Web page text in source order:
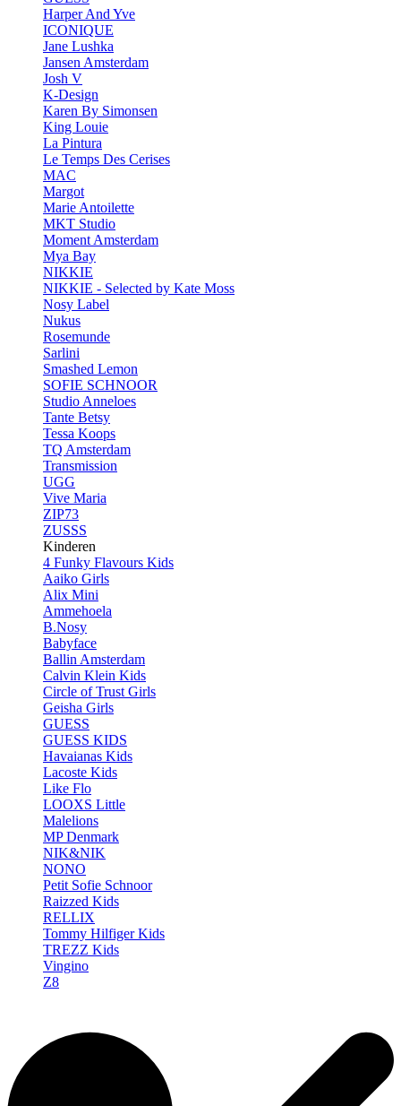
Harper And Yve
ICONIQUE
Jane Lushka
Jansen Amsterdam
Josh V
K-Design
Karen By Simonsen
King Louie
La Pintura
Le Temps Des Cerises
MAC
Margot
Marie Antoilette
MKT Studio
Moment Amsterdam
Mya Bay
NIKKIE
NIKKIE - Selected by Kate Moss
Nosy Label
Nukus
Rosemunde
Sarlini
Smashed Lemon
SOFIE SCHNOOR
Studio Anneloes
Tante Betsy
Tessa Koops
TQ Amsterdam
Transmission
UGG
Vive Maria
ZIP73
ZUSSS
Kinderen
4 Funky Flavours Kids
Aaiko Girls
Alix Mini
Ammehoela
B.Nosy
Babyface
Ballin Amsterdam
Calvin Klein Kids
Circle of Trust Girls
Geisha Girls
GUESS
GUESS KIDS
Havaianas Kids
Lacoste Kids
Like Flo
LOOXS Little
Malelions
MP Denmark
NIK&NIK
NONO
Petit Sofie Schnoor
Raizzed Kids
RELLIX
Tommy Hilfiger Kids
TREZZ Kids
Vingino
Z8